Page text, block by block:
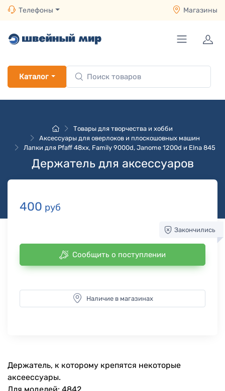
Телефоны Магазины
Каталог
Товары для творчества и хобби
Аксессуары для оверлоков и плоскошовных машин
Лапки для Pfaff 48хх, Family 9000d, Janome 1200d и Elna 845
Держатель для аксессуаров
400 руб
Закончились
Сообщить о поступлении
Наличие в магазинах
Держатель, к которому крепятся некоторые
аксеессуары.
Для моделей: 4842